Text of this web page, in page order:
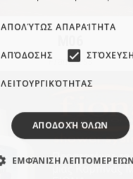
Frameless
ΑΠΟΛΎΤΩΣ ΑΠΑΡΑΊΤΗΤΑ
ΑΠΌΔΟΣΗΣ
ΛΕΙΤΟΥΡΓΙΚΌΤΗΤΑΣ
ΑΠΟΔΟΧΉ ΌΛΩΝ
ΕΜΦΆΝΙΣΗ